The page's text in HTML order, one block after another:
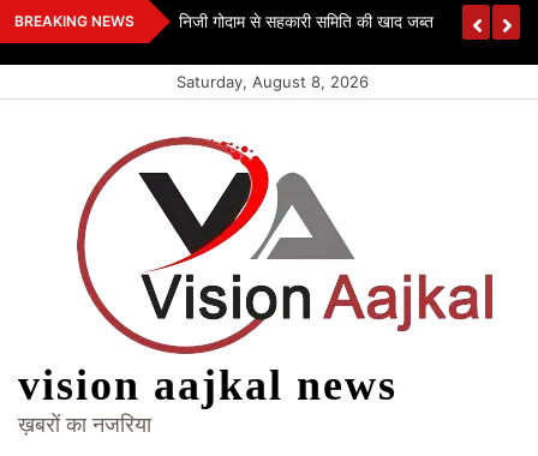
Skip
to
BREAKING NEWS निजी गोदाम से सहकारी समिति की खाद जब्त
Saturday, August 8, 2026
vision aajkal news
ख़बरों का नजरिया